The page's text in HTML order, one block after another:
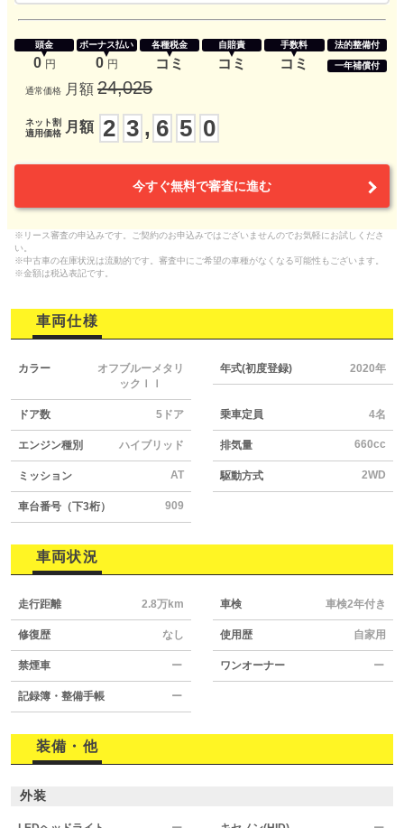
頭金
0 円
ボーナス払い
0 円
各種税金
コミ
自賠責
コミ
手数料
コミ
法的整備付
一年補償付
通常価格 月額 24,025
ネット割
適用価格
月額 2 3 , 6 5 0
今すぐ無料で審査に進む
※リース審査の申込みです。ご契約のお申込みではございませんのでお気軽にお試しくださ
い。
※中古車の在庫状況は流動的です。審査中にご希望の車種がなくなる可能性もございます。
※金額は税込表記です。
車両仕様
カラー
オフブルーメタリ
ックＩＩ
年式(初度登録) 2020年
ドア数 5ドア 乗車定員 4名
エンジン種別 ハイブリッド 排気量 660cc
ミッション AT 駆動方式 2WD
車台番号（下3桁） 909
車両状況
走行距離 2.8万km 車検 車検2年付き
修復歴 なし 使用歴 自家用
禁煙車 ー ワンオーナー ー
記録簿・整備手帳 ー
装備・他
外装